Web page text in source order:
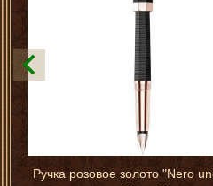
Ручка розовое золото "Nero